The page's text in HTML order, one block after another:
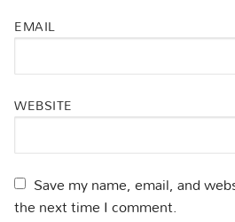
EMAIL
WEBSITE
Save my name, email, and
the next time I comment.